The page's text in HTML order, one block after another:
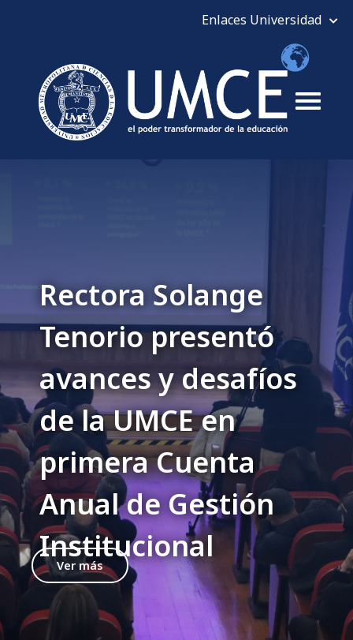
Rectora Solange
Tenorio presentó
avances y desafíos
de la UMCE en
primera Cuenta
Anual de Gestión
Institucional
Ver más